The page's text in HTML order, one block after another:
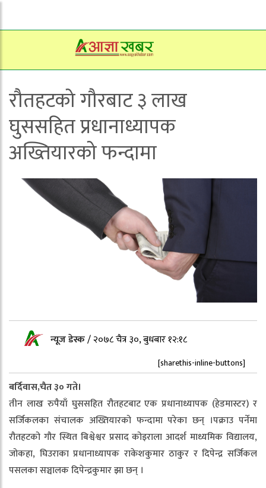
रौतहटको गौरबाट ३ लाख
घुससहित प्रधानाध्यापक
अख्तियारको फन्दामा
न्यूज डेस्क/२०७८ चैत्र ३०, बुधबार १२:१८
[sharethis-inline-buttons]
बर्दिवास,चैत ३० गते।
तीन लाख रुपैयाँ घुससहित रौतहटबाट एक प्रधानाध्यापक (हेडमास्टर) र
सर्जिकलका संचालक अख्तियारको फन्दामा परेका छन् ।पक्राउ पर्नेमा
रौतहटको गौर स्थित बिश्वेश्वर प्रसाद कोइराला आदर्श माध्यमिक विद्यालय,
जोकहा, घिउराका प्रधानाध्यापक राकेशकुमार ठाकुर र दिपेन्द्र सर्जिकल
पसलका सञ्चालक दिपेन्द्रकुमार झा छन् ।